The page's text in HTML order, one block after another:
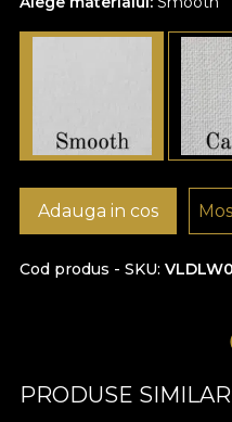
Cod produs - SKU
Adauga in cos
PRODUSE